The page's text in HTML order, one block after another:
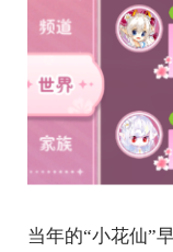
当年的“小花仙”